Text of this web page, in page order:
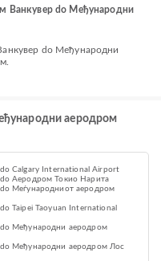
Ванкувер do Међународни
аеродром
Calgary International Airport
Аеродром Токио Нарита
Меѓународниот аеродром
Taipei Taoyuan International
Међународни аеродром
Међународни аеродром Лос